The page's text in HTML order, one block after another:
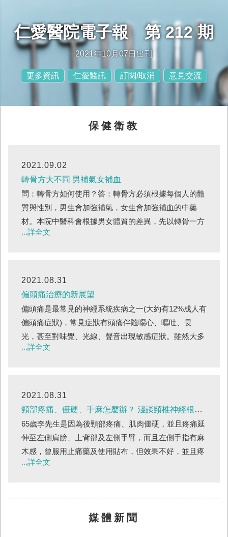
仁愛醫院電子報 第 212 期
2021年10月07日出刊
更多資訊 仁愛醫訊 訂閱/取消 意見交流
保健衛教
2021.09.02
轉骨方大不同 男補氣女補血
問：轉骨方如何使用？答：轉骨方必須根據每個人的體
質與性別，男生會加強補氣，女生會加強補血的中藥
材。本院中醫科會根據男女體質的差異，先以轉骨一方
健脾疏肝補氣2-3個月，再根據每個人生長的情況，適
有什麼禁忌？答：轉骨方不宜過早使用，否則容易會有
性早熟的風險，必須在開始出現第二性徵後，方能開始
調理，否則容易有揠苗助長的不良反應。例如一開始長
很快，但女孩子月經卻約小四就來，男生大約小六就變
聲長喉結，雖然小學就長的快速，但一旦第二性徵出
現，就幾乎成長已經緩慢下來，導致最後身...
...詳全文
2021.08.31
偏頭痛治療的新展望
偏頭痛是最常見的神經系統疾病之一(大約有12%成人有
偏頭痛症狀)，常見症狀有頭痛伴隨噁心、嘔吐、畏
光，甚至對味覺、光線、聲音出現敏感症狀。雖然大多
數患者為陣發性發作，但約有1-2%人患有慢性偏頭痛
痛治療使用藥物目的在降低偏頭痛發作頻率、嚴重程度
和持續的時間。偏頭痛的治療通常區分為急性治療與預
防性治療，急性治療目的在疼痛發生時能迅速降低疼痛
（發生疼痛時使用），而預防治療則使用在頻率／疼痛
程度過高的患者(必須定期且規則治療)。近年來，偏頭
痛的研究發展有很大的進展，...
...詳全文
2021.08.31
頸部疼痛、僵硬、手麻怎麼辦？ 淺談頸椎神經根病變
65歲李先生是因為後頸部疼痛、肌肉僵硬，並且疼痛延
伸至左側肩膀、上背部及左側手臂，而且左側手指有麻
木感，曾服用止痛藥及使用貼布，但效果不好，並且疼
痛影響夜間睡眠。到神經外科看診，經過神經學檢查、
除。頸椎神經病變造成的原因大致可分為頸椎間盤突出
...詳全文
媒體新聞